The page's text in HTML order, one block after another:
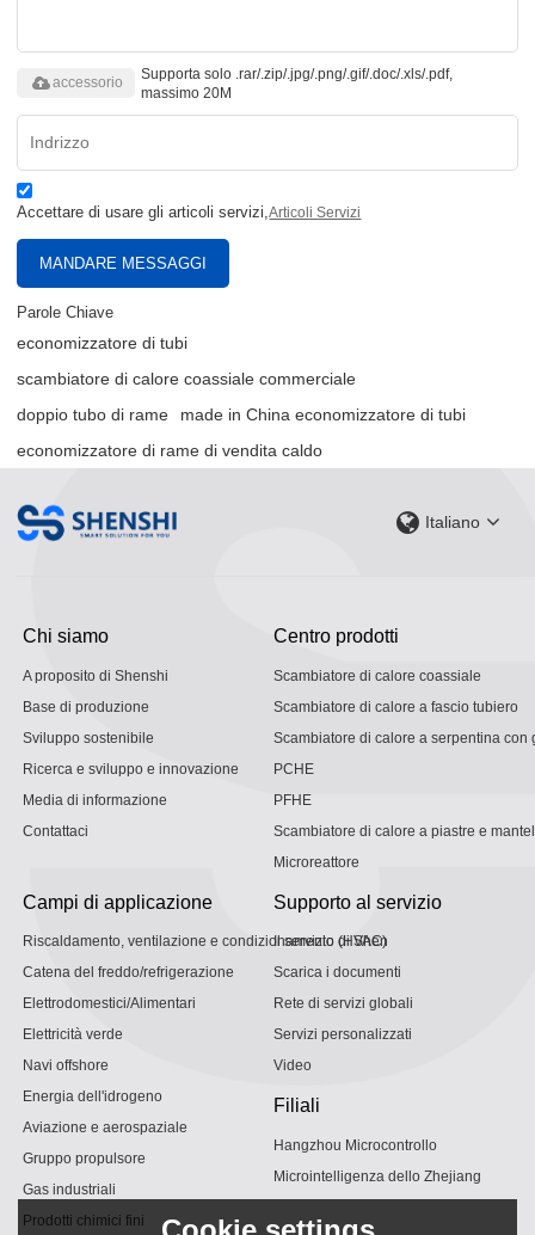
Supporta solo .rar/.zip/.jpg/.png/.gif/.doc/.xls/.pdf,
massimo 20M
accessorio
Accettare di usare gli articoli servizi,Articoli Servizi
MANDARE MESSAGGI
Parole Chiave
economizzatore di tubi
scambiatore di calore coassiale commerciale
doppio tubo di rame
made in China economizzatore di tubi
economizzatore di rame di vendita caldo
Italiano
Chi siamo
A proposito di Shenshi
Base di produzione
Sviluppo sostenibile
Ricerca e sviluppo e innovazione
Media di informazione
Contattaci
Centro prodotti
Scambiatore di calore coassiale
Scambiatore di calore a fascio tubiero
Scambiatore di calore a serpentina con
PCHE
PFHE
Scambiatore di calore a piastre e
Microreattore
Campi di applicazione
Riscaldamento, ventilazione e condizionamento (HVAC)
Catena del freddo/refrigerazione
Elettrodomestici/Alimentari
Elettricità verde
Navi offshore
Energia dell'idrogeno
Aviazione e aerospaziale
Gruppo propulsore
Gas industriali
Prodotti chimici fini
Supporto al servizio
Il servizio di Shen
Scarica i documenti
Rete di servizi globali
Servizi personalizzati
Video
Filiali
Hangzhou Microcontrollo
Microintelligenza dello Zhejiang